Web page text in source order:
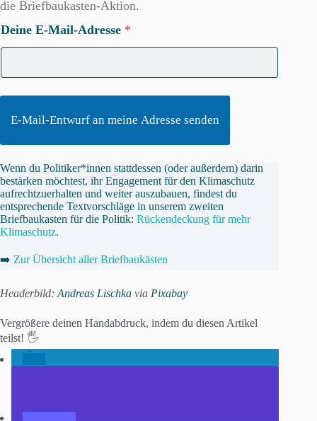
die Briefbaukasten-Aktion.
Deine E-Mail-Adresse *
E-Mail-Entwurf an meine Adresse senden
Wenn du Politiker*innen stattdessen (oder außerdem) darin
bestärken möchtest, ihr Engagement für den Klimaschutz
aufrechtzuerhalten und weiter auszubauen, findest du
entsprechende Textvorschläge in unserem zweiten
Briefbaukasten für die Politik: Rückendeckung für mehr
Klimaschutz.
➡️ Zur Übersicht aller Briefbaukästen
Headerbild: Andreas Lischka via Pixabay
Vergrößere deinen Handabdruck, indem du diesen Artikel
teilst! 🖐️